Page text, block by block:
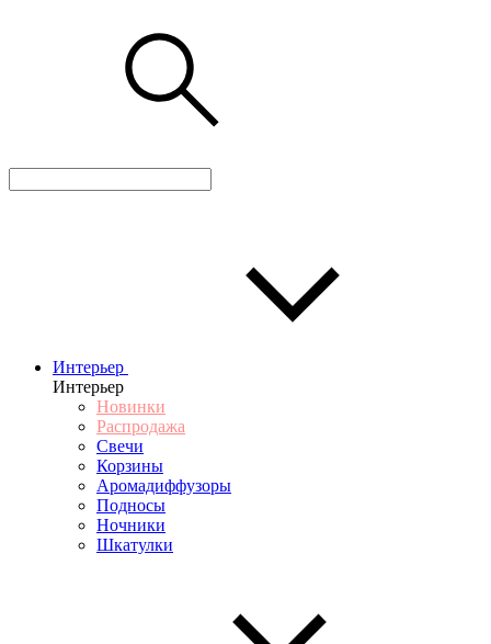
Интерьер
Интерьер
Новинки
Распродажа
Свечи
Корзины
Аромадиффузоры
Подносы
Ночники
Шкатулки